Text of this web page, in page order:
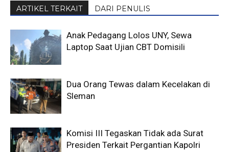
ARTIKEL TERKAIT DARI PENULIS
Anak Pedagang Lolos UNY, Sewa
Laptop Saat Ujian CBT Domisili
Dua Orang Tewas dalam Kecelakan di
Sleman
Komisi III Tegaskan Tidak ada Surat
Presiden Terkait Pergantian Kapolri